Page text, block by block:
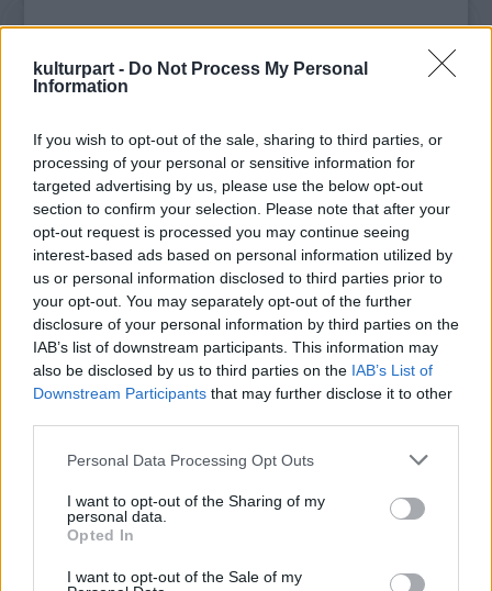
kulturpart - Do Not Process My Personal
Information
If you wish to opt-out of the sale, sharing to third parties, or
processing of your personal or sensitive information for
targeted advertising by us, please use the below opt-out
section to confirm your selection. Please note that after your
opt-out request is processed you may continue seeing
interest-based ads based on personal information utilized by
us or personal information disclosed to third parties prior to
your opt-out. You may separately opt-out of the further
disclosure of your personal information by third parties on the
IAB’s list of downstream participants. This information may
also be disclosed by us to third parties on the IAB’s List of
Downstream Participants that may further disclose it to other
Please note that this website/app uses one or more Google
not limited to your visit or usage behaviour. You may click to
grant or deny consent to Google and its third-party tags to
use your data for below specified purposes in below Google
consent section.
Personal Data Processing Opt Outs
I want to opt-out of the Sharing of my
personal data.
Opted In
I want to opt-out of the Sale of my
A versenykategóriában induló mindhárom
Magyarországról a fesztiválon Bucsi Réka
Symphony no. 42
Papírvilágcímű filmje szerepel. Az NMHH